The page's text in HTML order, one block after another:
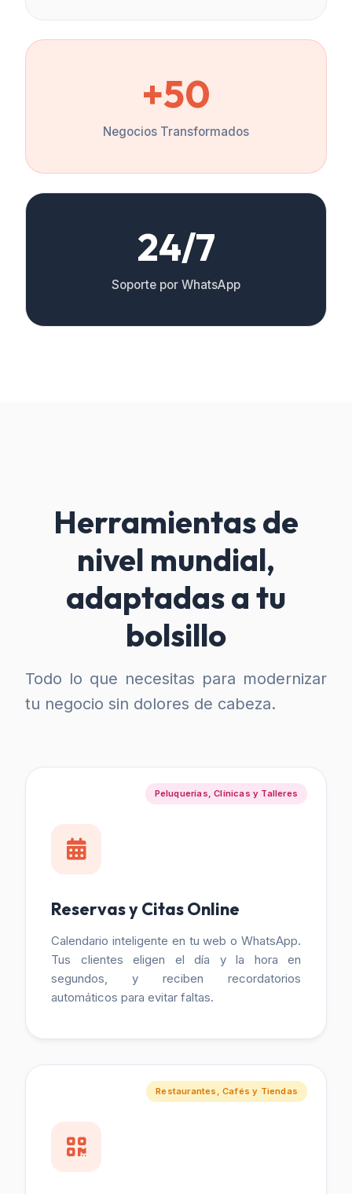
+50
Negocios Transformados
24/7
Soporte por WhatsApp
Herramientas de
nivel mundial,
adaptadas a tu
bolsillo
Todo lo que necesitas para modernizar
tu negocio sin dolores de cabeza.
Peluquerías, Clínicas y Talleres
Reservas y Citas Online
Calendario inteligente en tu web o WhatsApp.
Tus clientes eligen el día y la hora en
segundos, y reciben recordatorios
automáticos para evitar faltas.
Restaurantes, Cafés y Tiendas